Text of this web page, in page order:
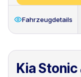
Fahrzeugdetails
Kia Stonic